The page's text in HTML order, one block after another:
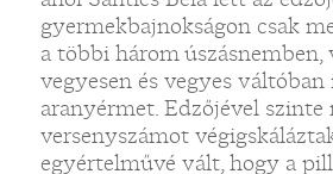
gyermekbajnokságon csak
a többi három
vegyesen és vegyes váltóban
aranyérmet. Edzőjével szinte
versenyszámot
egyértelművé vált, hogy a